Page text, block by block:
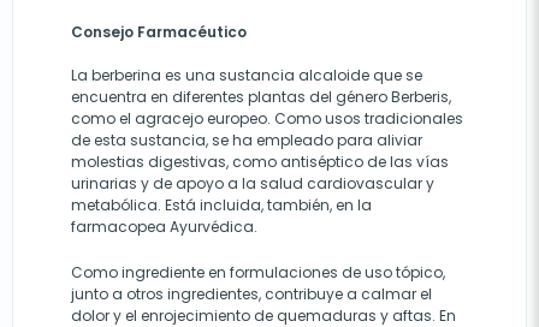
Consejo Farmacéutico
La berberina es una sustancia alcaloide que se
encuentra en diferentes plantas del género Berberis,
como el agracejo europeo. Como usos tradicionales
de esta sustancia, se ha empleado para aliviar
molestias digestivas, como antiséptico de las vías
urinarias y de apoyo a la salud cardiovascular y
metabólica. Está incluida, también, en la
farmacopea Ayurvédica.
Como ingrediente en formulaciones de uso tópico,
junto a otros ingredientes, contribuye a calmar el
dolor y el enrojecimiento de quemaduras y aftas. En